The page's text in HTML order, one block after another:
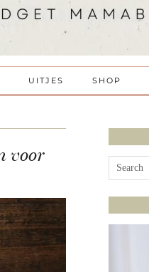
UITJES SHOP
voor